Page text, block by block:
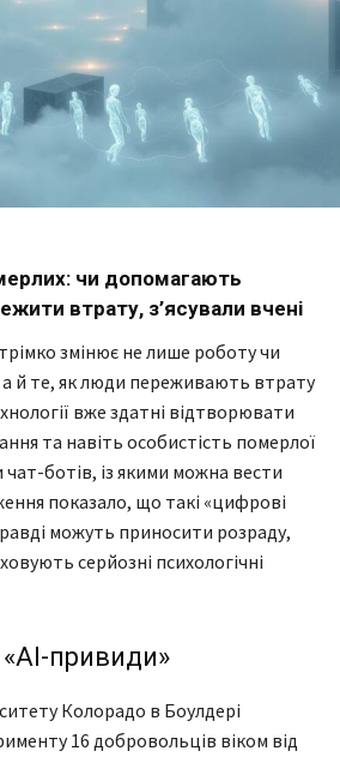
чи допомагають
втрату, з’ясували вчені
змінює не лише роботу чи
й те, як люди переживають втрату
вже здатні відтворювати
та навіть особистість померлої
ботів, із якими можна вести
показало, що такі «цифрові
можуть приносити розраду,
серйозні психологічні
привиди»
Колорадо в Боулдері
16 добровольців віком від